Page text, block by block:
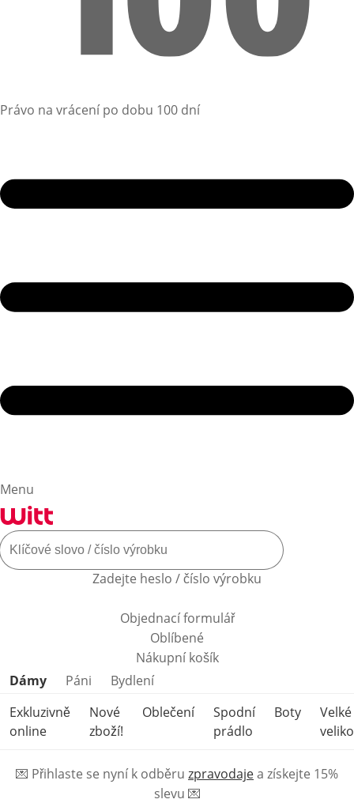
Právo na vrácení po dobu 100 dní
Menu
Zadejte heslo / číslo výrobku
Objednací formulář
Oblíbené
Nákupní košík
Přeskočit kategorie produktů
Dámy Páni
Bydlení
Exkluzivně
online
Nové
zboží!
Oblečení
Spodní
prádlo
Boty
Velké
💌 Přihlaste se nyní k odběru zpravodajea získejte 15%
slevu 💌